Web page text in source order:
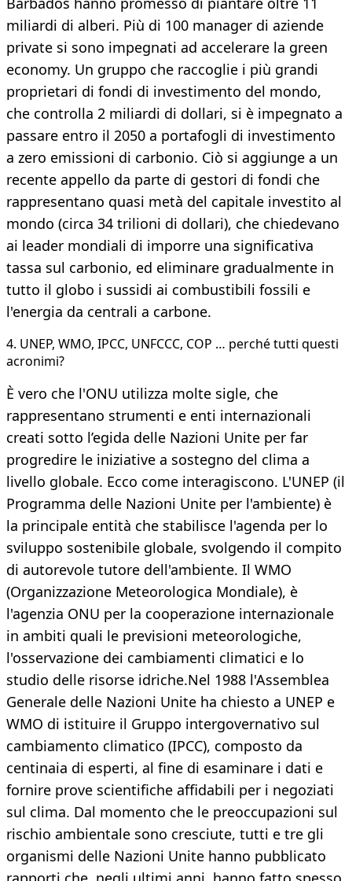
miliardi di alberi. Più di 100 manager di aziende
private si sono impegnati ad accelerare la green
economy. Un gruppo che raccoglie i più grandi
proprietari di fondi di investimento del mondo,
che controlla 2 miliardi di dollari, si è impegnato a
passare entro il 2050 a portafogli di investimento
a zero emissioni di carbonio. Ciò si aggiunge a un
recente appello da parte di gestori di fondi che
rappresentano quasi metà del capitale investito al
mondo (circa 34 trilioni di dollari), che chiedevano
ai leader mondiali di imporre una significativa
tassa sul carbonio, ed eliminare gradualmente in
tutto il globo i sussidi ai combustibili fossili e
l'energia da centrali a carbone.
4. UNEP, WMO, IPCC, UNFCCC, COP … perché tutti questi
acronimi?
È vero che l'ONU utilizza molte sigle, che
rappresentano strumenti e enti internazionali
creati sotto l’egida delle Nazioni Unite per far
progredire le iniziative a sostegno del clima a
livello globale. Ecco come interagiscono. L'UNEP (il
Programma delle Nazioni Unite per l'ambiente) è
la principale entità che stabilisce l'agenda per lo
sviluppo sostenibile globale, svolgendo il compito
di autorevole tutore dell'ambiente. Il WMO
(Organizzazione Meteorologica Mondiale), è
l'agenzia ONU per la cooperazione internazionale
in ambiti quali le previsioni meteorologiche,
l'osservazione dei cambiamenti climatici e lo
studio delle risorse idriche.Nel 1988 l'Assemblea
Generale delle Nazioni Unite ha chiesto a UNEP e
WMO di istituire il Gruppo intergovernativo sul
cambiamento climatico (IPCC), composto da
centinaia di esperti, al fine di esaminare i dati e
fornire prove scientifiche affidabili per i negoziati
sul clima. Dal momento che le preoccupazioni sul
rischio ambientale sono cresciute, tutti e tre gli
organismi delle Nazioni Unite hanno pubblicato